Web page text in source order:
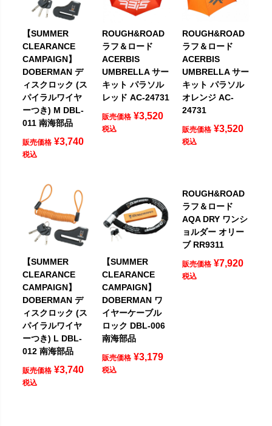
【SUMMER
CLEARANCE
CAMPAIGN】
DOBERMAN デ
ィスクロック (ス
パイラルワイヤ
ーつき) M DBL-
011 南海部品
販売価格 ¥3,740
税込
ROUGH&ROAD
ラフ＆ロード
ACERBIS
UMBRELLA サー
キット パラソル
レッド AC-24731
販売価格 ¥3,520
税込
ROUGH&ROAD
ラフ＆ロード
ACERBIS
UMBRELLA サー
キット パラソル
オレンジ AC-
24731
販売価格 ¥3,520
税込
【SUMMER
CLEARANCE
CAMPAIGN】
DOBERMAN デ
ィスクロック (ス
パイラルワイヤ
ーつき) L DBL-
012 南海部品
販売価格 ¥3,740
税込
【SUMMER
CLEARANCE
CAMPAIGN】
DOBERMAN ワ
イヤーケーブル
ロック DBL-006
南海部品
販売価格 ¥3,179
税込
ROUGH&ROAD
ラフ＆ロード
AQA DRY ワンシ
ョルダー オリー
ブ RR9311
販売価格 ¥7,920
税込